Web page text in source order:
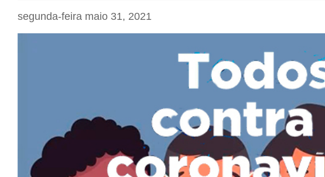
segunda-feira maio 31, 2021